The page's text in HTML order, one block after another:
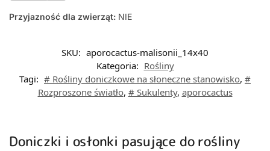
Przyjazność dla zwierząt: NIE
SKU: aporocactus-malisonii_14x40
Kategoria: Rośliny
Tagi: # Rośliny doniczkowe na słoneczne stanowisko, #
Rozproszone światło, # Sukulenty, aporocactus
Doniczki i osłonki pasujące do rośliny